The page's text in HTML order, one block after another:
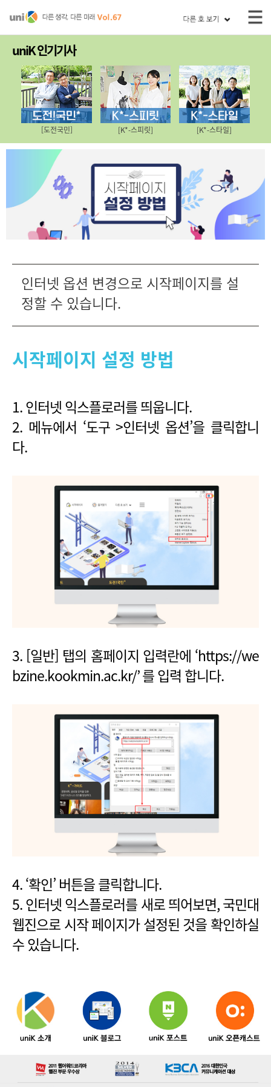
uniK 인기기사
[도전국민] [K*-스피릿] [K*-스타일]
인터넷 옵션 변경으로 시작페이지를 설
정할 수 있습니다.
시작페이지 설정 방법
1. 인터넷 익스플로러를 띄웁니다.
2. 메뉴에서 ‘도구 >인터넷 옵션’을 클릭합니
다.
3. [일반] 탭의 홈페이지 입력란에 ‘https://we
bzine.kookmin.ac.kr/’ 를 입력 합니다.
4. ‘확인’ 버튼을 클릭합니다.
5. 인터넷 익스플로러를 새로 띄어보면, 국민대
웹진으로 시작 페이지가 설정된 것을 확인하실
수 있습니다.